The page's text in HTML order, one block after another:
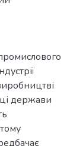
держави